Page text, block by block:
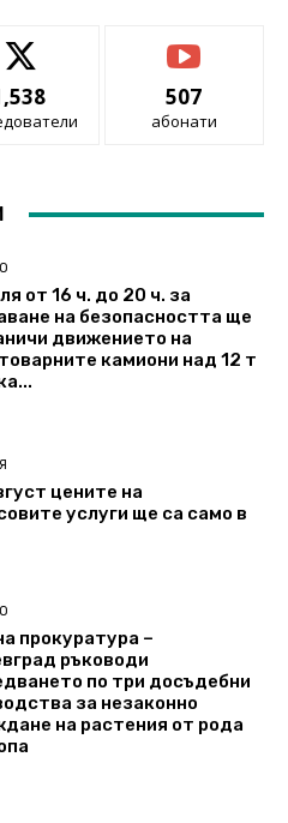
507
абонати
от 16 ч. до 20 ч. за
на безопасността ще
движението на
камиони над 12 т
цените на
услуги ще са само в
прокуратура –
ръководи
по три досъдебни
за незаконно
на растения от рода